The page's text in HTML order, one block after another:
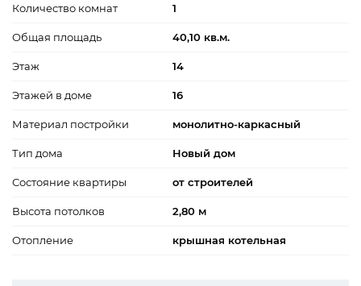
Количество комнат 1
Общая площадь 40,10 кв.м.
Этаж 14
Этажей в доме 16
Материал постройки монолитно-каркасный
Тип дома Новый дом
Состояние квартиры от строителей
Высота потолков 2,80 м
Отопление крышная котельная